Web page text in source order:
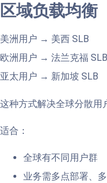
区域负载均衡
美洲用户 → 美西 SLB
欧洲用户 → 法兰克福 SLB
亚太用户 → 新加坡 SLB
这种方式解决全球分散用
适合：
全球有不同用户群
业务需多点部署、